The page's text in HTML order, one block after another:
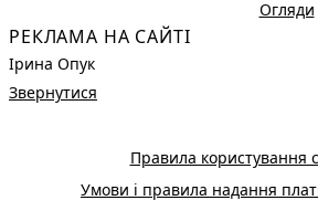
РЕКЛАМА НА САЙТІ
Ірина Опук
Звернутися
Огляди
Правила користування
Умови і правила надання